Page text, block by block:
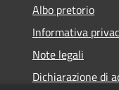
Albo pretorio
Informativa
Note legali
Dichiarazione di